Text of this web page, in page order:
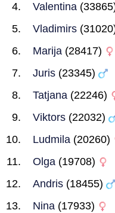
Valentina
Vladimirs
Marija (28417)
Juris (23345)
Tatjana (22246)
Viktors (22032)
Ludmila (20260)
Olga (19708)
Andris (18455)
Nina (17933)